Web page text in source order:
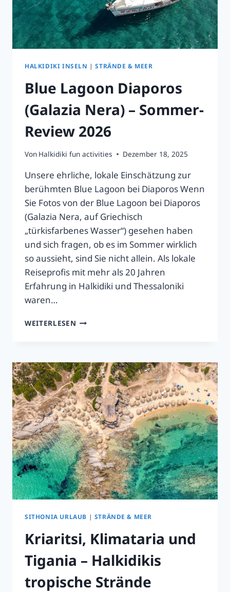
HALKIDIKI INSELN |STRÄNDE & MEER
Blue Lagoon Diaporos
(Galazia Nera) – Sommer-
Review 2026
Von Halkidiki fun activities Dezember 18, 2025
Unsere ehrliche, lokale Einschätzung zur
berühmten Blue Lagoon bei Diaporos Wenn
Sie Fotos von der Blue Lagoon bei Diaporos
(Galazia Nera, auf Griechisch
„türkisfarbenes Wasser“) gesehen haben
und sich fragen, ob es im Sommer wirklich
so aussieht, sind Sie nicht allein. Als lokale
Reiseprofis mit mehr als 20 Jahren
Erfahrung in Halkidiki und Thessaloniki
waren…
WEITERLESEN BLUE
NERA)
–
SOMMER-
REVIEW
2026
SITHONIA URLAUB | STRÄNDE & MEER
Kriaritsi, Klimataria und
Tigania – Halkidikis
tropische Strände